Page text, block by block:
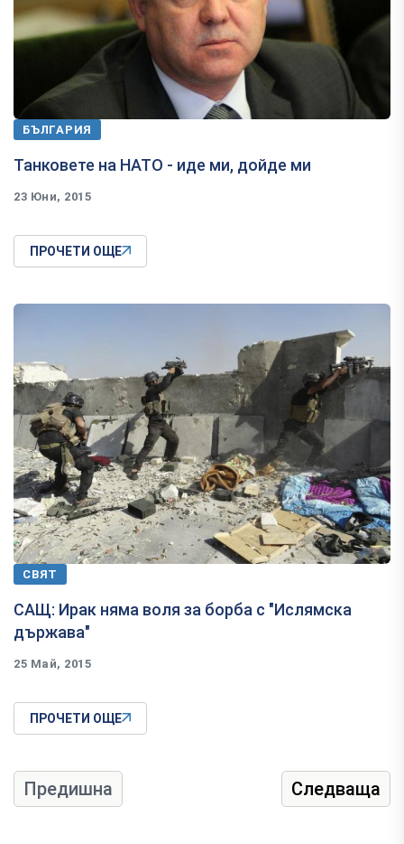
БЪЛГАРИЯ
Танковете на НАТО - иде ми, дойде ми
23 Юни, 2015
ПРОЧЕТИ ОЩЕ
СВЯТ
САЩ: Ирак няма воля за борба с "Ислямска
държава"
25 Май, 2015
ПРОЧЕТИ ОЩЕ
Предишна Следваща